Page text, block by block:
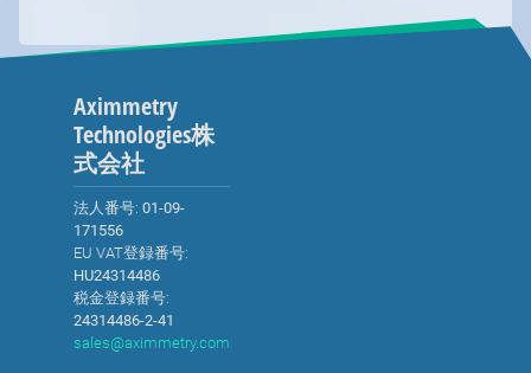
Aximmetry
Technologies株
式会社
法人番号: 01-09-
171556
EU VAT登録番号:
HU24314486
税金登録番号:
24314486-2-41
sales@aximmetry.com
厳密に必要なクッキー
機能性クッキー（推奨）
分析およびマーケティング用クッキー（推奨）
すべて承諾